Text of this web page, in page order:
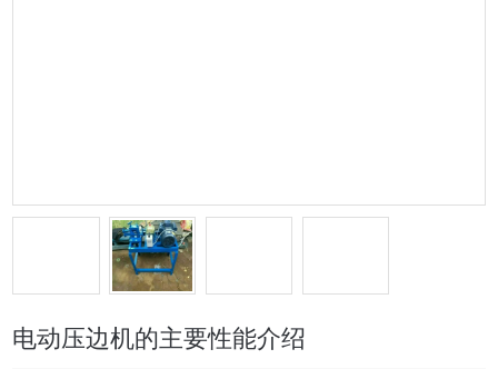
电动压边机的主要性能介绍